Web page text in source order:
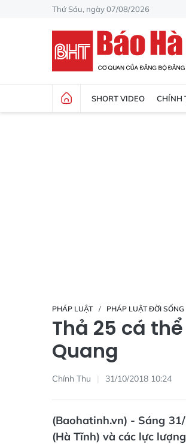
Thứ Sáu, ngày 07/08/2026
SHORT VIDEO CHÍNH
PHÁP LUẬT PHÁP LUẬT ĐỜI SỐNG
Thả 25 cá
Quang
Chính Thu 31/10/2018 10:24
(Baohatinh.vn) - Sáng
(Hà Tĩnh) và các lực